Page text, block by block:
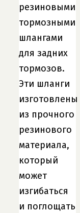
резиновыми
тормозными
шлангами
для задних
тормозов.
Эти шланги
изготовлены
из прочного
резинового
материала,
который
может
изгибаться
и поглощать